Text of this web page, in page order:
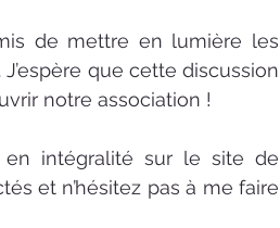
de mettre en lumière les
que cette discussion
notre association !
et n’hésitez pas à me faire